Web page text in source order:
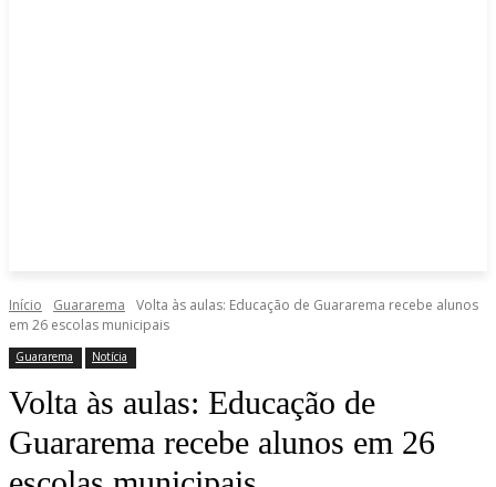
Início Guararema
Volta às aulas: Educação de Guararema recebe alunos
em 26 escolas municipais
Guararema Notícia
Volta às aulas: Educação de
Guararema recebe alunos em 26